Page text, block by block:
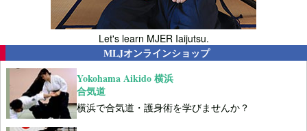
Let's learn MJER Iaijutsu.
MLJオンラインショップ
Yokohama Aikido 横浜
合気道
横浜で合気道・護身術を学びませんか？